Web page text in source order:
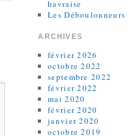
havraise
Les Déboulonneurs
ARCHIVES
février 2026
octobre 2022
septembre 2022
février 2022
mai 2020
février 2020
janvier 2020
octobre 2019